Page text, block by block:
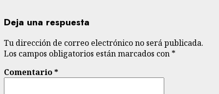
Deja una respuesta
Tu dirección de correo electrónico no será publicada.
Los campos obligatorios están marcados con *
Comentario*